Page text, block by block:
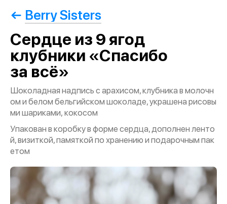
Berry Sisters
Сердце из 9 ягод
клубники «Спасибо
за всё»
Шоколадная надпись с арахисом, клубника в молочн
ом и белом бельгийском шоколаде, украшена рисовы
ми шариками, кокосом
Упакован в коробку в форме сердца, дополнен ленто
й, визиткой, памяткой по хранению и подарочным пак
етом